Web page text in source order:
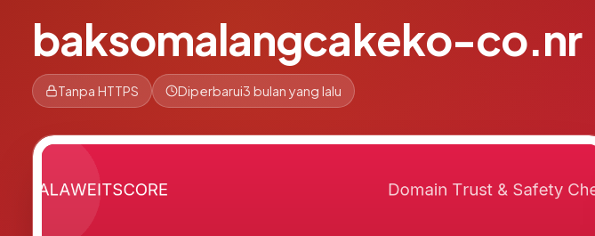
baksomalangcakeko-co.nr
Tanpa HTTPS Diperbarui3 bulan yang lalu